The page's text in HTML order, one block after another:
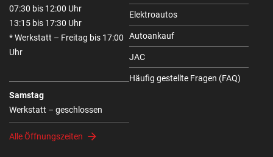
07:30 bis 12:00 Uhr
13:15 bis 17:30 Uhr
* Werkstatt – Freitag bis 17:00
Uhr
Samstag
Werkstatt – geschlossen
Alle Öffnungszeiten
Elektroautos
Autoankauf
JAC
Häufig gestellte Fragen (FAQ)